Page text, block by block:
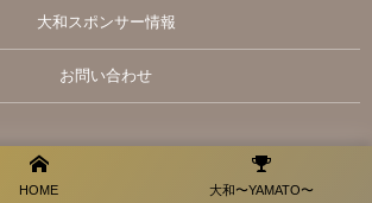
HOME 大和〜YAMATO〜
大和スポンサー情報
お問い合わせ
プライバシーポリシー